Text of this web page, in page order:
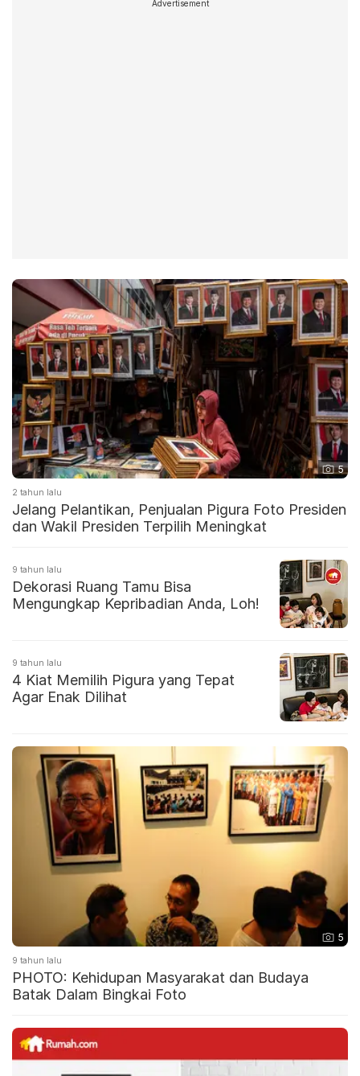
Advertisement
5
2 tahun lalu
Jelang Pelantikan, Penjualan Pigura Foto Presiden
dan Wakil Presiden Terpilih Meningkat
9 tahun lalu
Dekorasi Ruang Tamu Bisa
Mengungkap Kepribadian Anda, Loh!
9 tahun lalu
4 Kiat Memilih Pigura yang Tepat
Agar Enak Dilihat
5
9 tahun lalu
PHOTO: Kehidupan Masyarakat dan Budaya
Batak Dalam Bingkai Foto